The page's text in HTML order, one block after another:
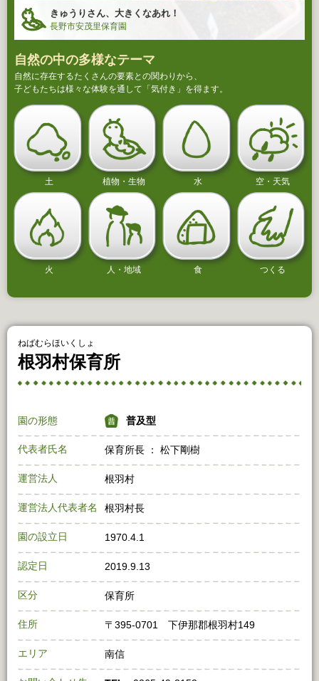
きゅうりさん、大きくなあれ！
長野市安茂里保育園
自然の中の多様なテーマ
自然に存在するたくさんの要素との関わりから、
子どもたちは様々な体験を通して「気付き」を得ます。
土 植物・生物 水 空・天気
火 人・地域 食 つくる
ねばむらほいくしょ
根羽村保育所
園の形態 普及型
代表者氏名 保育所長 ： 松下剛樹
運営法人 根羽村
運営法人代表者名 根羽村長
園の設立日 1970.4.1
認定日 2019.9.13
区分 保育所
住所 〒395‐0701 下伊那郡根羽村149
エリア 南信